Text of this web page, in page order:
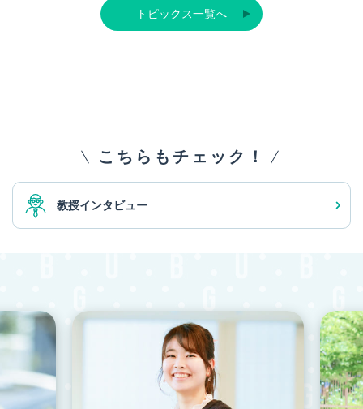
トピックス一覧へ
こちらもチェック！
教授インタビュー